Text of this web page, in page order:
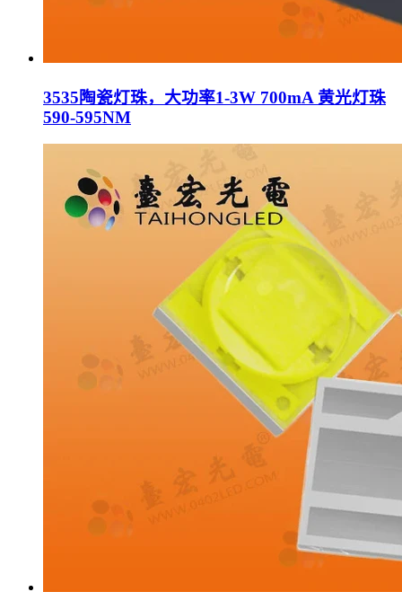
3535陶瓷灯珠，大功率1-3W 700mA 黄光灯珠
590-595NM